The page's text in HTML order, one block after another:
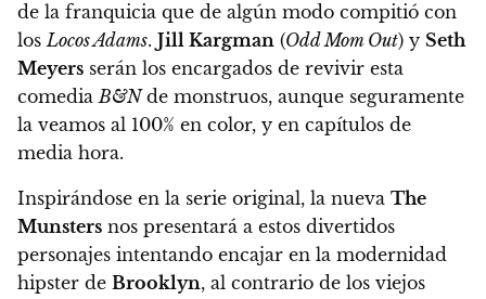
de la franquicia que de algún modo compitió con
losLocos Adams. Jill Kargman (Odd Mom Out) y Seth
Meyers serán los encargados de revivir esta
comediaB&Nde monstruos, aunque seguramente
la veamos al 100% en color, y en capítulos de
media hora.
Inspirándose en la serie original, la nueva The
Munsters nos presentará a estos divertidos
personajes intentando encajar en la modernidad
hipster de Brooklyn, al contrario de los viejos